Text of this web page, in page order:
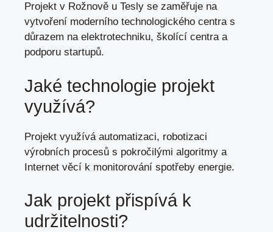
Projekt v Rožnově u Tesly se zaměřuje na
vytvoření moderního technologického centra s
důrazem na elektrotechniku, školící centra a
podporu startupů.
Jaké technologie projekt
využívá?
Projekt využívá automatizaci, robotizaci
výrobních procesů s pokročilými algoritmy a
Internet věcí k monitorování spotřeby energie.
Jak projekt přispívá k
udržitelnosti?